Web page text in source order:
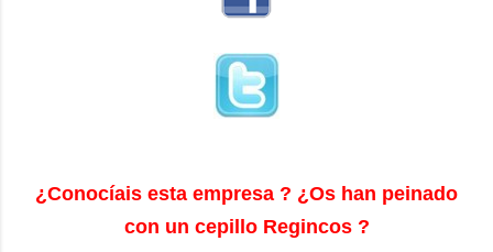
¿Conocíais esta empresa ? ¿Os han peinado
con un cepillo Regincos ?